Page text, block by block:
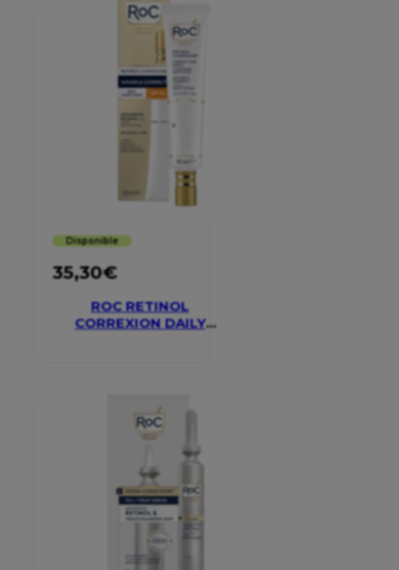
Disponible
35,30€
ROC RETINOL
CORREXION DAILY